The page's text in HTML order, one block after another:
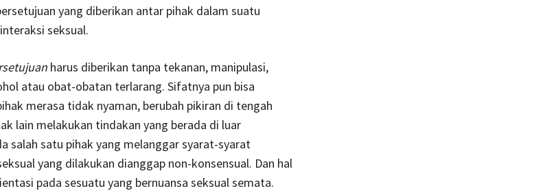
yang diberikan antar pihak dalam suatu
seksual.
harus diberikan tanpa tekanan, manipulasi,
atau obat-obatan terlarang. Sifatnya pun bisa
merasa tidak nyaman, berubah pikiran di tengah
lain melakukan tindakan yang berada di luar
salah satu pihak yang melanggar syarat-syarat
yang dilakukan dianggap non-konsensual. Dan hal
pada sesuatu yang bernuansa seksual semata.